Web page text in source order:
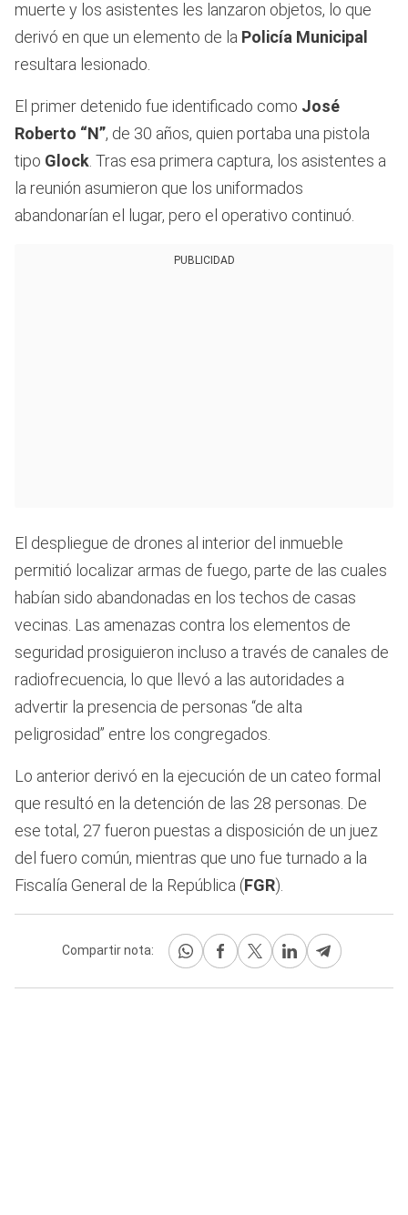
muerte y los asistentes les lanzaron objetos, lo que
derivó en que un elemento de la Policía Municipal
resultara lesionado.
El primer detenido fue identificado como José
Roberto “N”, de 30 años, quien portaba una pistola
tipo Glock . Tras esa primera captura, los asistentes a
la reunión asumieron que los uniformados
abandonarían el lugar, pero el operativo continuó.
PUBLICIDAD
El despliegue de drones al interior del inmueble
permitió localizar armas de fuego, parte de las cuales
habían sido abandonadas en los techos de casas
vecinas. Las amenazas contra los elementos de
seguridad prosiguieron incluso a través de canales de
radiofrecuencia, lo que llevó a las autoridades a
advertir la presencia de personas “de alta
peligrosidad” entre los congregados.
Lo anterior derivó en la ejecución de un cateo formal
que resultó en la detención de las 28 personas. De
ese total, 27 fueron puestas a disposición de un juez
del fuero común, mientras que uno fue turnado a la
Fiscalía General de la República (FGR).
Compartir nota: